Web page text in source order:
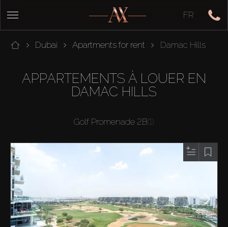
FR
Dubai Apartments for rent Damac Hills
APPARTEMENTS À LOUER EN
DAMAC HILLS
Golf Promenade 2B(1)